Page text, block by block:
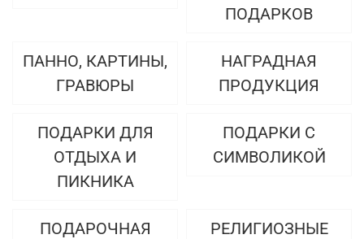
ПОДАРКОВ
ПАННО, КАРТИНЫ,
ГРАВЮРЫ
НАГРАДНАЯ
ПРОДУКЦИЯ
ПОДАРКИ ДЛЯ
ОТДЫХА И
ПИКНИКА
ПОДАРКИ С
СИМВОЛИКОЙ
ПОДАРОЧНАЯ
РЕЛИГИОЗНЫЕ